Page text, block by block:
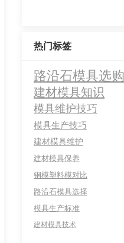
热门标签
路沿石模具选购
建材模具知识
模具维护技巧
模具生产技巧
建材模具维护
建材模具保养
钢模塑料模对比
路沿石模具选择
模具生产标准
建材模具技术